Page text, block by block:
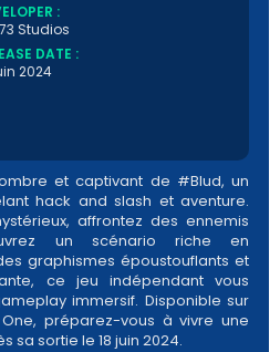
:
Studios
DATE :
2024
et captivant de #Blud, un
hack and slash et aventure.
affrontez des ennemis
un scénario riche en
graphismes époustouflants et
ce jeu indépendant vous
immersif. Disponible sur
One, préparez-vous à vivre une
sa sortie le 18 juin 2024.